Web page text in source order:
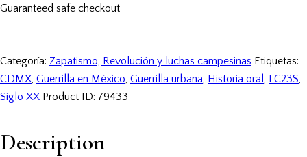
Guaranteed safe checkout
Categoría: Zapatismo, Revolución y luchas campesinas Etiquetas:
CDMX, Guerrilla en México, Guerrilla urbana, Historia oral , LC23S,
Siglo XX Product ID: 79433
Description